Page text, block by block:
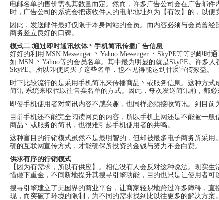
系
统
Static
页
设
计
电邮名单的售价需视其数量而定。然而，许多广告公司会在广告邮
时，广告公司的系统会把该收件人的电邮地址列为【有效】的，以便
因此，发送邮件最好仅限于本身网站的会员。而内容必须与会员曾
商务竖立良好的口碑。
模式二∶通过即时通讯软体丶手机简讯传播广告信息
好好的利用 MSN Messenger 丶Yahoo Messenger 丶SkyPE等等的即
如 MSN 丶Yahoo等的会员名单。其中最为明显的就是SkyPE。许多
SkyPE。所以即使购买了这些名单，也不见得能达到什麽宣传效益。
时下比较流行的是采用手机简讯来传播商品丶或服务信息。这种方
简讯 系统来取代以往售卖名单的方式。因此，每次发送简讯前，都
即使手机使用者对简讯内容不感兴趣，也同样必须接收简讯。到目
目前手机还不能完全阅读网页的内容，所以手机上网还是不能被一
商品丶或服务的简讯，也很难引起手机使用者的共鸣。
这种盲目的行销模式虽然不是最明智的，但却被最多电子商务所采
确的互联网宣传方式，才能确保所投资的金钱与努力不会白费。
供求有序的行销模式
【因为有需求，所以有供应】。相信没有人会反对这种说法。现实
惜砸下重金，不间断地提升其搜寻引擎功能，目的也只是让使用者可
搜寻引擎建立了无国界的商业平台，让商家轻易地跨过许多障碍，
现，而突破了环境的限制，为不同的需求找到比以往更多的解决方案